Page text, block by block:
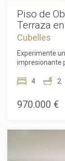
Piso de
Terraza
Cubelles
Experimente
impresionante
el reconocido
propiedad
ofrece una
zona de estar
4 2
970.000 €